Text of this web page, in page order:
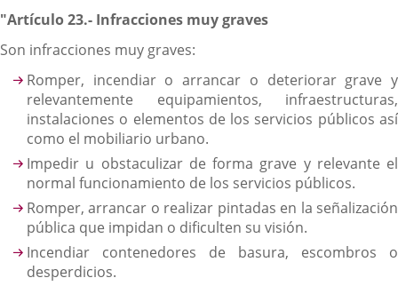
"Artículo 23.- Infracciones muy graves
Son infracciones muy graves:
Romper, incendiar o arrancar o deteriorar grave y
relevantemente equipamientos, infraestructuras,
instalaciones o elementos de los servicios públicos así
como el mobiliario urbano.
Impedir u obstaculizar de forma grave y relevante el
normal funcionamiento de los servicios públicos.
Romper, arrancar o realizar pintadas en la señalización
pública que impidan o dificulten su visión.
Incendiar contenedores de basura, escombros o
desperdicios.